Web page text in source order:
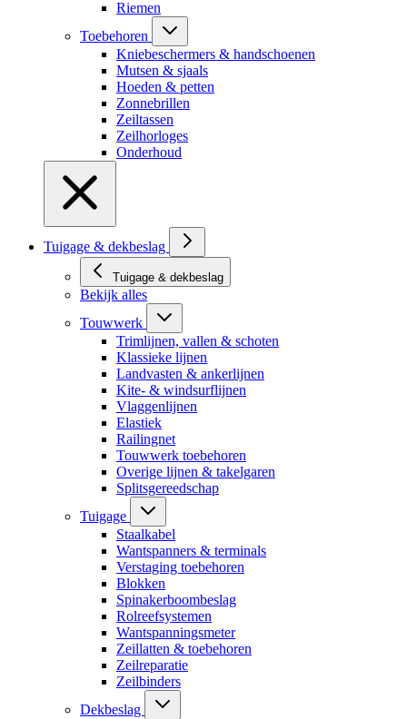
Riemen
Toebehoren
Kniebeschermers & handschoenen
Mutsen & sjaals
Hoeden & petten
Zonnebrillen
Zeiltassen
Zeilhorloges
Onderhoud
Tuigage & dekbeslag
Tuigage & dekbeslag
Bekijk alles
Touwwerk
Trimlijnen, vallen & schoten
Klassieke lijnen
Landvasten & ankerlijnen
Kite- & windsurflijnen
Vlaggenlijnen
Elastiek
Railingnet
Touwwerk toebehoren
Overige lijnen & takelgaren
Splitsgereedschap
Tuigage
Staalkabel
Wantspanners & terminals
Verstaging toebehoren
Blokken
Spinakerboombeslag
Rolreefsystemen
Wantspanningsmeter
Zeillatten & toebehoren
Zeilreparatie
Zeilbinders
Dekbeslag